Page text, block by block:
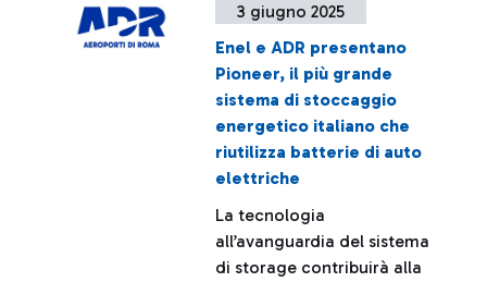
3 giugno 2025
Enel e ADR presentano
Pioneer, il più grande
sistema di stoccaggio
energetico italiano che
riutilizza batterie di auto
elettriche
La tecnologia
all’avanguardia del sistema
di storage contribuirà alla